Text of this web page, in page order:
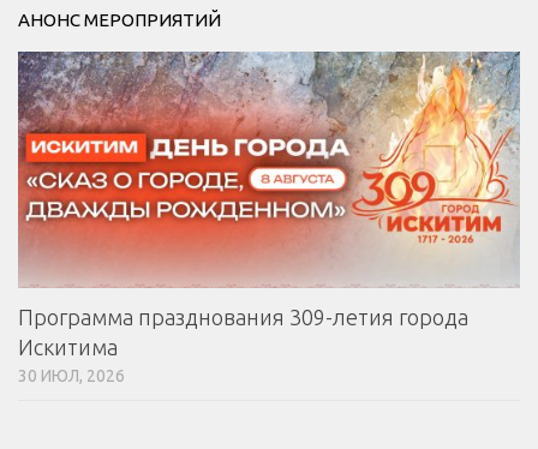
АНОНС МЕРОПРИЯТИЙ
Программа празднования 309-летия города
Искитима
30 ИЮЛ, 2026